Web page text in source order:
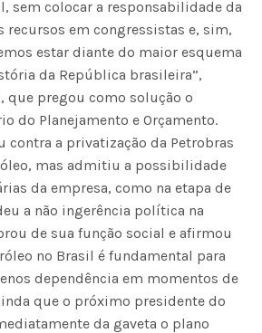
sem colocar a responsabilidade da
em congressistas e, sim,
estar diante do maior esquema
da República brasileira”,
que pregou como solução o
do Planejamento e Orçamento.
contra a privatização da Petrobras
mas admitiu a possibilidade
da empresa, como na etapa de
a não ingerência política na
de sua função social e afirmou
no Brasil é fundamental para
dependência em momentos de
que o próximo presidente do
da gaveta o plano